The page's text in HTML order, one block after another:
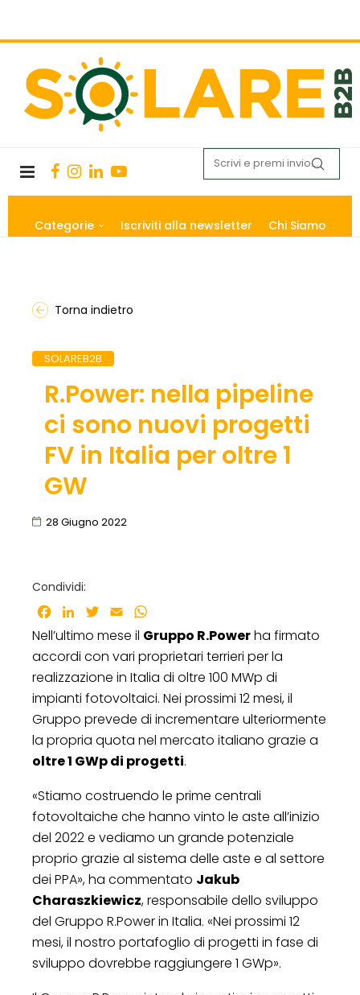
Categorie Iscriviti alla newsletter Chi Siamo
Torna indietro
SOLAREB2B
R.Power: nella pipeline
ci sono nuovi progetti
FV in Italia per oltre 1
GW
28 Giugno 2022
Condividi:
Facebook
LinkedInTwitter
Email
Nell’ultimo mese il Gruppo R.Powerha firmato
accordi con vari proprietari terrieri per la
realizzazione in Italia di oltre 100 MWp di
impianti fotovoltaici. Nei prossimi 12 mesi, il
Gruppo prevede di incrementare ulteriormente
la propria quota nel mercato italiano grazie a
oltre 1 GWp di progetti.
«Stiamo costruendo le prime centrali
fotovoltaiche che hanno vinto le aste all’inizio
del 2022 e vediamo un grande potenziale
proprio grazie al sistema delle aste e al settore
dei PPA», ha commentato Jakub
Charaszkiewicz, responsabile dello sviluppo
del Gruppo R.Power in Italia. «Nei prossimi 12
mesi, il nostro portafoglio di progetti in fase di
sviluppo dovrebbe raggiungere 1 GWp».